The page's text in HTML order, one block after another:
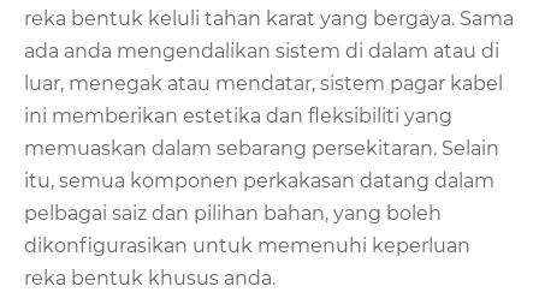
reka bentuk keluli tahan karat yang bergaya. Sama
ada anda mengendalikan sistem di dalam atau di
luar, menegak atau mendatar, sistem pagar kabel
ini memberikan estetika dan fleksibiliti yang
memuaskan dalam sebarang persekitaran. Selain
itu, semua komponen perkakasan datang dalam
pelbagai saiz dan pilihan bahan, yang boleh
dikonfigurasikan untuk memenuhi keperluan
reka bentuk khusus anda.